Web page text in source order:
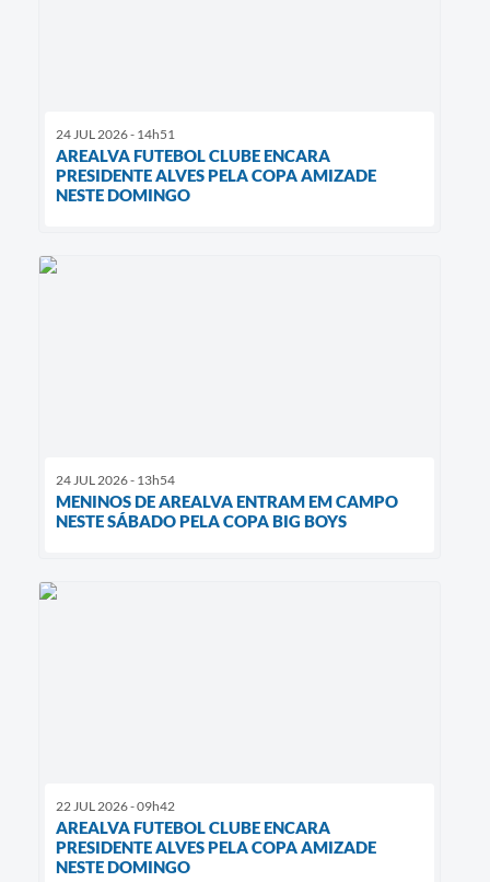
24 JUL 2026 - 14h51
AREALVA FUTEBOL CLUBE ENCARA
PRESIDENTE ALVES PELA COPA AMIZADE
NESTE DOMINGO
24 JUL 2026 - 13h54
MENINOS DE AREALVA ENTRAM EM CAMPO
NESTE SÁBADO PELA COPA BIG BOYS
22 JUL 2026 - 09h42
AREALVA FUTEBOL CLUBE ENCARA
PRESIDENTE ALVES PELA COPA AMIZADE
NESTE DOMINGO